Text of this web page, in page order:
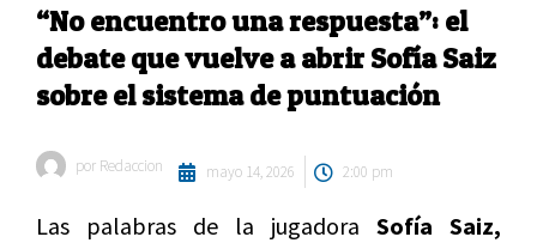
“No encuentro una respuesta”: el
debate que vuelve a abrir Sofía Saiz
sobre el sistema de puntuación
por Redaccion mayo 14, 2026 2:00 pm
Las palabras de la jugadora Sofía Saiz,